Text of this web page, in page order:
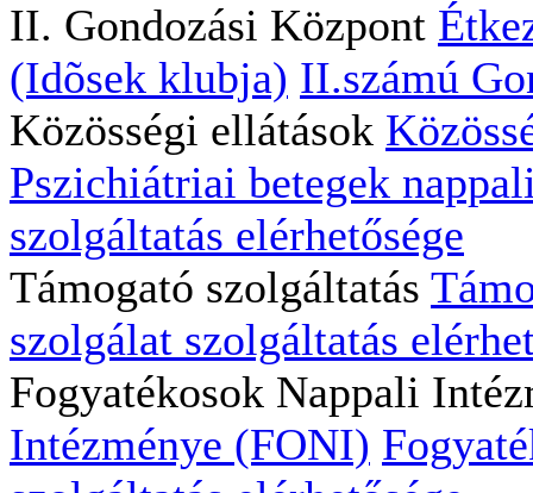
II. Gondozási Központ
(Idõsek klubja) II.számú
Közösségi ellátások
Pszichiátriai betegek
szolgáltatás elérhetősége
Támogató szolgáltatás
szolgálat szolgáltatás
Fogyatékosok Nappali
Intézménye (FONI)